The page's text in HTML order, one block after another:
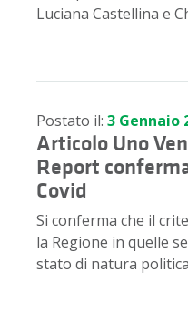
Luciana Castellina e
Postato il: 3 Gennaio
Articolo Uno
Report
Covid
Si conferma che il
la Regione in quelle
stato di natura